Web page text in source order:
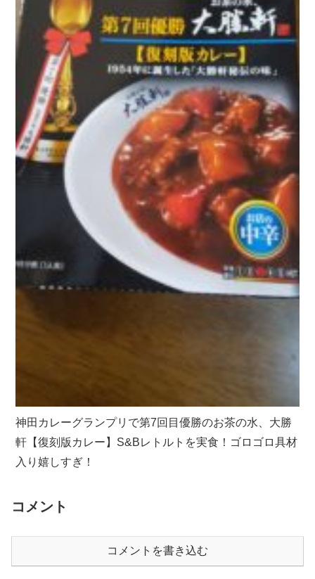
神田カレーグランプリで第7回目優勝のお茶の水、大勝
軒【復刻版カレー】S&Bレトルトを実食！ゴロゴロ具材
入り嬉しすぎ！
コメント
コメントを書き込む